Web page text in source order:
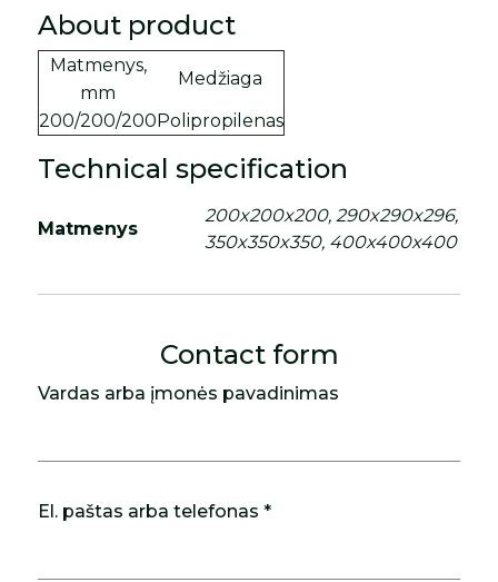
About product
Matmenys,
mm
Medžiaga
200/200/200Polipropilenas
Technical specification
Matmenys
200x200x200, 290x290x296,
350x350x350, 400x400x400
Contact form
Vardas arba įmonės pavadinimas
El. paštas arba telefonas *